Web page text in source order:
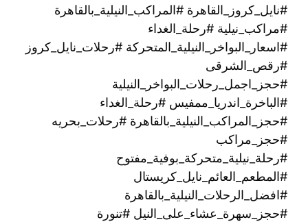
#نايل_كروز_القاهرة #المراكب_النيلية_بالقاهرة
#مراكب_نيلية #رحلة_الغداء
#اسعار_البواخر_النيلية_المتحركة #رحلات_نايل_كروز
#رقص_الشرقى
#حجز_اجمل_رحلات_البواخر_النيلية
#الباخرة_اندريا_ممفيس #رحلة_الغداء
#حجز_المراكب_النيلية_بالقاهرة #رحلات_بحريه
#حجز_مراكب
#رحلة_نيلية_متحركة_بوفية_مفتوح
#المطعم_العائم_نايل_كريستال
#افضل_الرحلات_النيلية_بالقاهرة
#حجز_سهرة_عشاء_على_النيل #تنورة